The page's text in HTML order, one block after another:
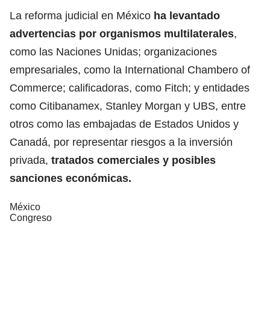
La reforma judicial en México ha levantado
advertencias por organismos multilaterales,
como las Naciones Unidas; organizaciones
empresariales, como la International Chambero of
Commerce; calificadoras, como Fitch; y entidades
como Citibanamex, Stanley Morgan y UBS, entre
otros como las embajadas de Estados Unidos y
Canadá, por representar riesgos a la inversión
privada, tratados comerciales y posibles
sanciones económicas.
México
Congreso